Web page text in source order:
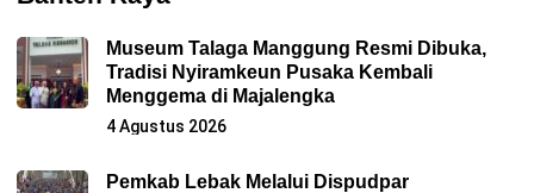
Museum Talaga Manggung Resmi Dibuka,
Tradisi Nyiramkeun Pusaka Kembali
Menggema di Majalengka
4 Agustus 2026
Pemkab Lebak Melalui Dispudpar